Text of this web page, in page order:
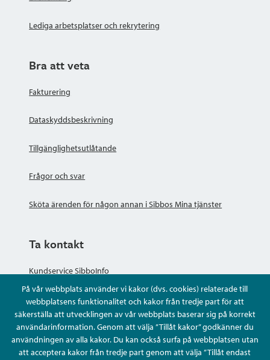
På vår webbplats använder vi kakor (dvs. cookies) relaterade till
webbplatsens funktionalitet och kakor från tredje part för att
säkerställa att utvecklingen av vår webbplats baserar sig på korrekt
användarinformation. Genom att välja ”Tillåt kakor” godkänner du
användningen av alla kakor. Du kan också surfa på webbplatsen utan
att acceptera kakor från tredje part genom att välja ”Tillåt endast
Lediga arbetsplatser och rekrytering
Bra att veta
Fakturering
Dataskyddsbeskrivning
Tillgänglighetsutlåtande
Frågor och svar
Sköta ärenden för någon annan i Sibbos Mina tjänster
Ta kontakt
Kundservice SibboInfo
Ge anonym respons
Ställ en fråga eller sköta ditt ärende
Kontaktuppgifter